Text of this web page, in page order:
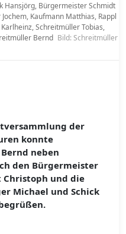
Hansjörg, Bürgermeister Schmidt
Kaufmann Matthias, Rappl
Schreitmüller Tobias,
Bernd Bild: Schreitmüller
der
konnte
neben
den Bürgermeister
Christoph und die
Michael und Schick